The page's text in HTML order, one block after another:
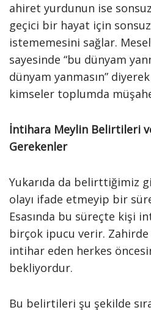
ahiret yurdunun ise
geçici bir hayat için
istememesini sağlar.
sayesinde “bu dünyam
dünyam yanmasın”
kimseler toplumda
İntihara Meylin Belirtileri
Gerekenler
Yukarıda da belirttiğimiz
olayı ifade etmeyip bir
Esasında bu süreçte kişi
birçok ipucu verir.
intihar eden herkes
bekliyordur.
Bu belirtileri şu şekilde